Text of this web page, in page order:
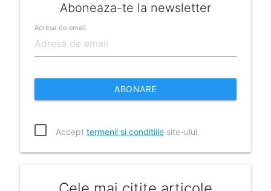
Aboneaza-te la newsletter
Adresa de email
ABONARE
Accept termenii si conditiilesite-ului.